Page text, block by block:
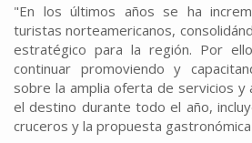
"En los últimos años se ha
turistas norteamericanos,
estratégico para la región. Por
continuar promoviendo y
sobre la amplia oferta de servicios y
el destino durante todo el año,
cruceros y la propuesta